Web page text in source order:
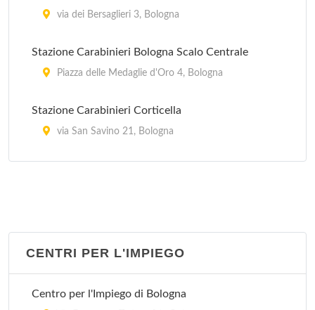
via dei Bersaglieri 3, Bologna
Stazione Carabinieri Bologna Scalo Centrale
Piazza delle Medaglie d'Oro 4, Bologna
Stazione Carabinieri Corticella
via San Savino 21, Bologna
via Cipriani 25, Bologna
CENTRI PER L'IMPIEGO
Centro per l'Impiego di Bologna